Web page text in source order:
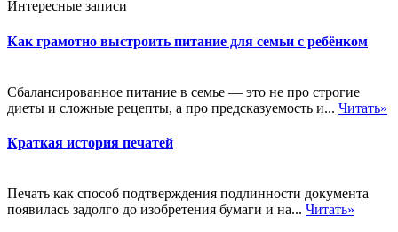
Интересные записи
Как грамотно выстроить питание для семьи с ребёнком
Сбалансированное питание в семье — это не про строгие
диеты и сложные рецепты, а про предсказуемость и... Читать»
Краткая история печатей
Печать как способ подтверждения подлинности документа
появилась задолго до изобретения бумаги и на... Читать»